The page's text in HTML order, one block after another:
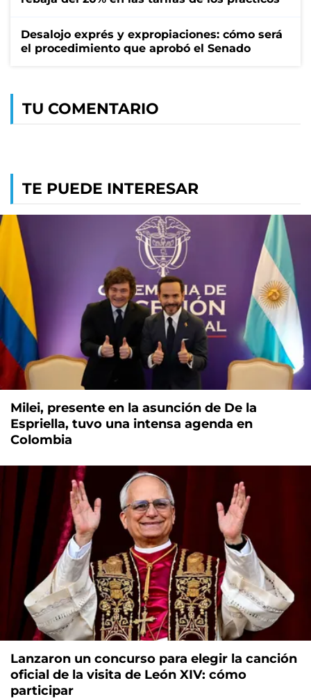
Desalojo exprés y expropiaciones: cómo será
el procedimiento que aprobó el Senado
TU COMENTARIO
TE PUEDE INTERESAR
Milei, presente en la asunción de De la
Espriella, tuvo una intensa agenda en
Colombia
Lanzaron un concurso para elegir la canción
oficial de la visita de León XIV: cómo
participar